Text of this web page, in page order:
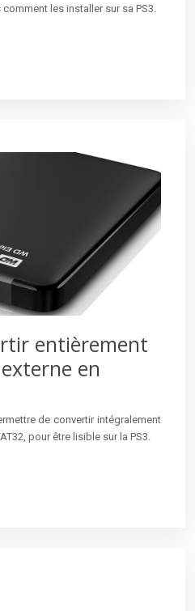
les installer sur sa PS3.
entièrement
en
de convertir intégralement
pour être lisible sur la PS3.